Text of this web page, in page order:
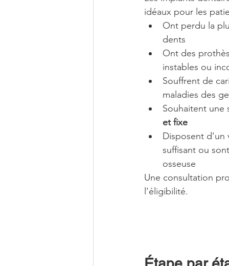
idéaux pour les
Ont perdu la
dents
Ont des
instables ou
Souffrent de
maladies des
Souhaitent
et fixe
Disposent
suffisant ou
osseuse
Une consultation
l’éligibilité.